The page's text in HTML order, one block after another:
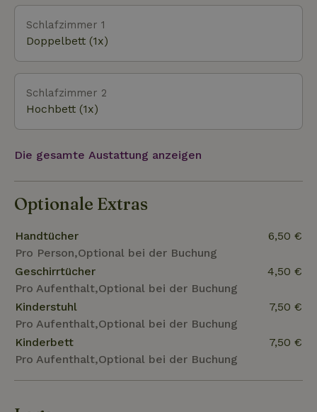
Schlafzimmer 1
Doppelbett (1x)
Schlafzimmer 2
Hochbett (1x)
Die gesamte Austattung anzeigen
Optionale Extras
Handtücher
Pro Person,Optional bei der Buchung
6,50 €
Geschirrtücher
Pro Aufenthalt,Optional bei der Buchung
4,50 €
Kinderstuhl
Pro Aufenthalt,Optional bei der Buchung
7,50 €
Kinderbett
Pro Aufenthalt,Optional bei der Buchung
7,50 €